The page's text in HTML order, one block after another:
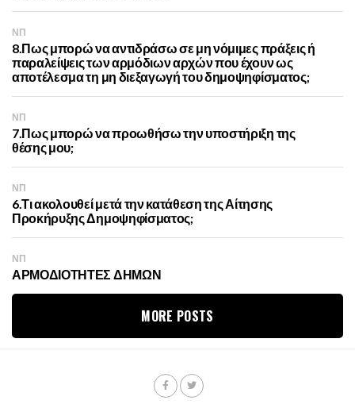
ΝΠ
8.Πως μπορώ να αντιδράσω σε μη νόμιμες πράξεις ή
παραλείψεις των αρμόδιων αρχών που έχουν ως
αποτέλεσμα τη μη διεξαγωγή του δημοψηφίσματος;
ΝΠ
7.Πως μπορώ να προωθήσω την υποστήριξη της
θέσης μου;
ΝΠ
6.Τι ακολουθεί μετά την κατάθεση της Αίτησης
Προκήρυξης Δημοψηφίσματος;
ΝΠ
ΑΡΜΟΔΙΟΤΗΤΕΣ ΔΗΜΩΝ
MORE POSTS